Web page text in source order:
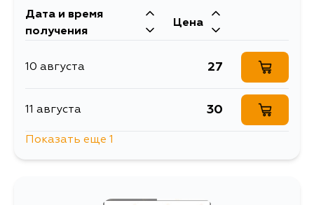
Дата и время
получения
Цена
10 августа 27
11 августа 30
Показать еще 1